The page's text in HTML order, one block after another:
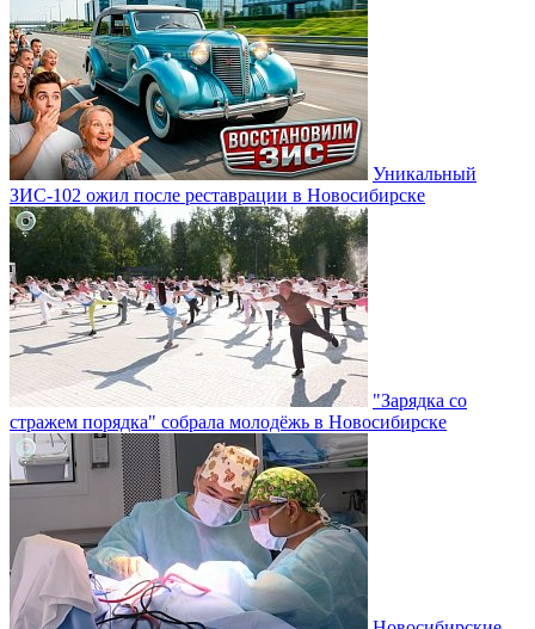
Уникальный
ЗИС-102 ожил после реставрации в Новосибирске
"Зарядка со
стражем порядка" собрала молодёжь в Новосибирске